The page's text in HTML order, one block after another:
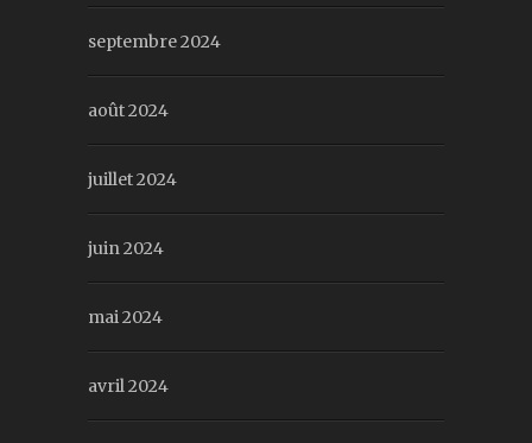
septembre 2024
août 2024
juillet 2024
juin 2024
mai 2024
avril 2024